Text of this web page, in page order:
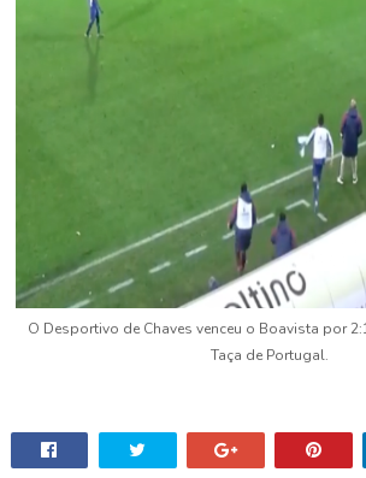
O Desportivo de Chaves venceu o Boavista por
Taça de Portugal.